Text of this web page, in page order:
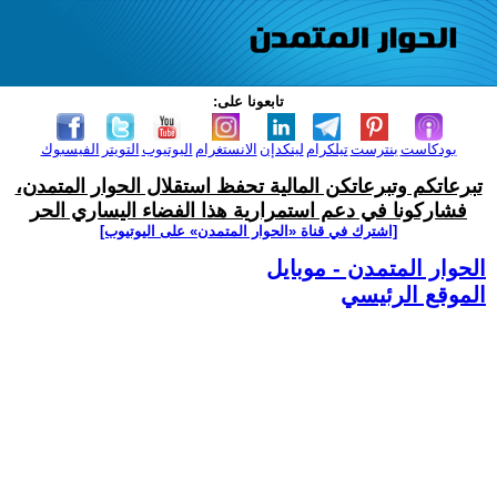
تابعونا على:
الفيسبوك التويتر اليوتيوب الانستغرام لينكدإن تيلكرامبنترست بودكاست
تبرعاتكم وتبرعاتكن المالية تحفظ استقلال الحوار المتمدن،
فشاركونا في دعم استمرارية هذا الفضاء اليساري الحر
[اشترك في قناة ‫«الحوار المتمدن» على اليوتيوب]
الحوار المتمدن - موبايل
الموقع الرئيسي